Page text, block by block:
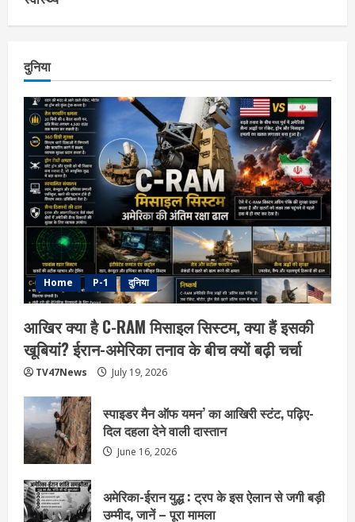
दुनिया
Home P-1 दुनिया
आखिर क्या है C-RAM मिसाइल सिस्टम, क्या हैं इसकी
खूबियां? ईरान-अमेरिका तनाव के बीच क्यों बढ़ी चर्चा
TV47News July 19, 2026
स्पाइडर मैन ऑफ यमन’ का आखिरी स्टंट, पढ़िए-
दिल दहला देने वाली दास्तान
June 16, 2026
अमेरिका-ईरान युद्ध : ट्रप के इस ऐलान से जगी बड़ी
उम्मीद, जानें – पूरा मामला